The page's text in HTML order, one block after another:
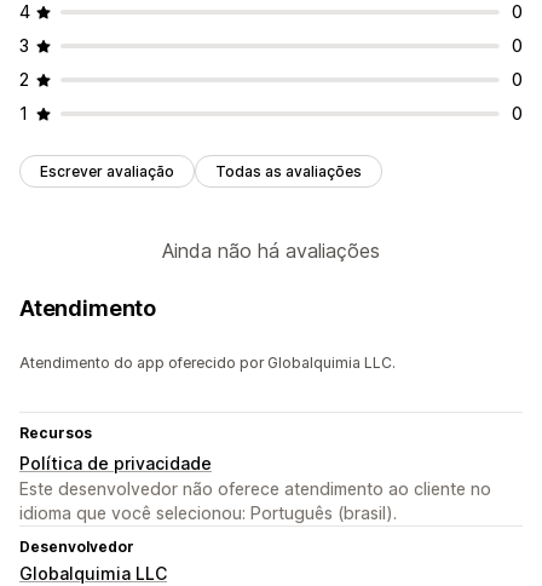
4
0
3
0
2
0
1
0
Escrever avaliação Todas as avaliações
Ainda não há avaliações
Atendimento
Atendimento do app oferecido por Globalquimia LLC.
Recursos
Política de privacidade
Este desenvolvedor não oferece atendimento ao cliente no
idioma que você selecionou: Português (brasil).
Desenvolvedor
Globalquimia LLC